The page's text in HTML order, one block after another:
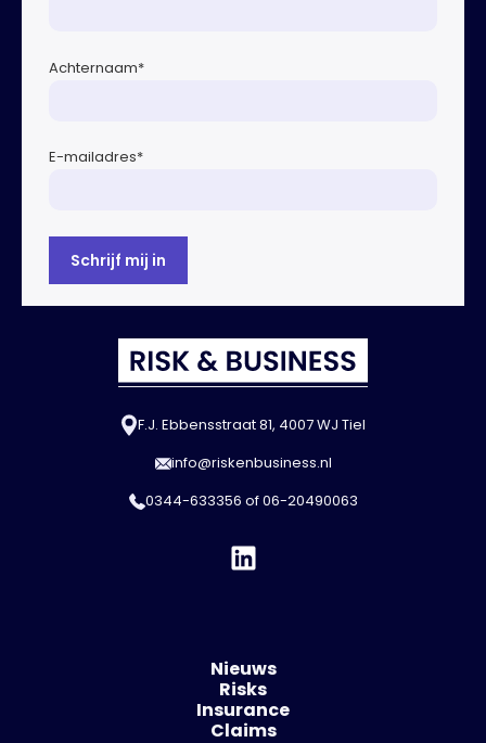
Achternaam*
E-mailadres*
F.J. Ebbensstraat 81, 4007 WJ Tiel
info@riskenbusiness.nl
0344-633356 of06-20490063
Nieuws
Risks
Insurance
Claims